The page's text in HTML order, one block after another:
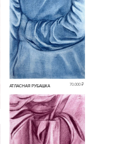
АТЛАСНАЯ РУБАШКА 70.000 ₽